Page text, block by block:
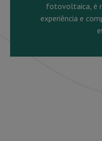
fotovoltaica, é
experiência e